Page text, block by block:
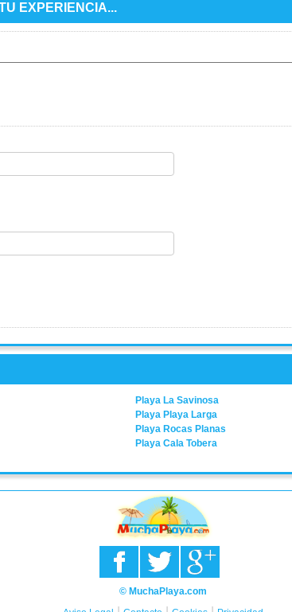
EXPERIENCIA...
Playa La Savinosa
Playa Playa Larga
Playa Rocas Planas
Playa Cala Tobera
© MuchaPlaya.com